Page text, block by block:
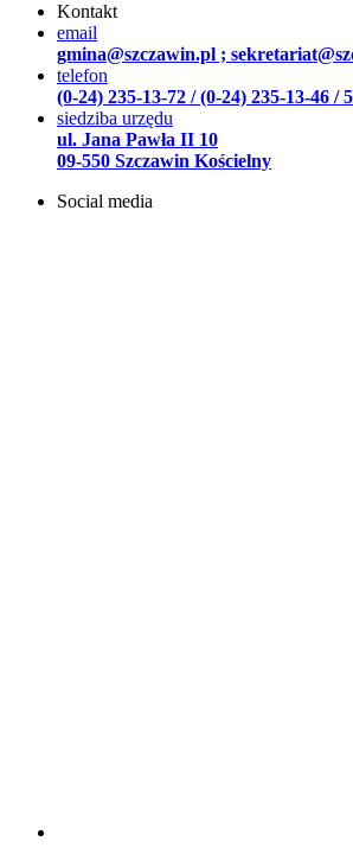
Kontakt
email
gmina@szczawin.pl ;
telefon
(0-24) 235-13-72 / (0-24) 235-13-46 /
siedziba urzędu
ul. Jana Pawła II 10
09-550 Szczawin Kościelny
Social media